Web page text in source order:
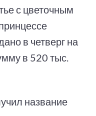
с цветочным
в четверг на
в 520 тыс.
название